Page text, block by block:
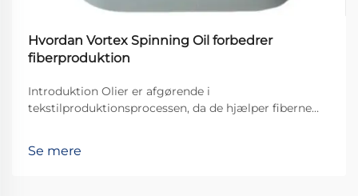
Hvordan Vortex Spinning Oil forbedrer
fiberproduktion
Introduktion Olier er afgørende i
tekstilproduktionsprocessen, da de hjælper fiberne
forskellige typer, der findes, er Vortex Spinning Oil
Se mere